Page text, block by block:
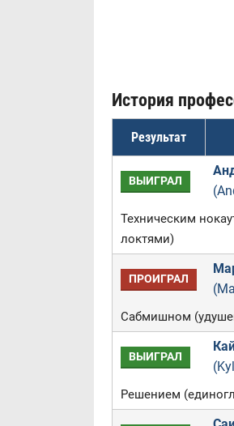
История
Результат
ВЫИГРАЛ
Техническим
локтями)
ПРОИГРАЛ
Сабмишном
ВЫИГРАЛ
Решением